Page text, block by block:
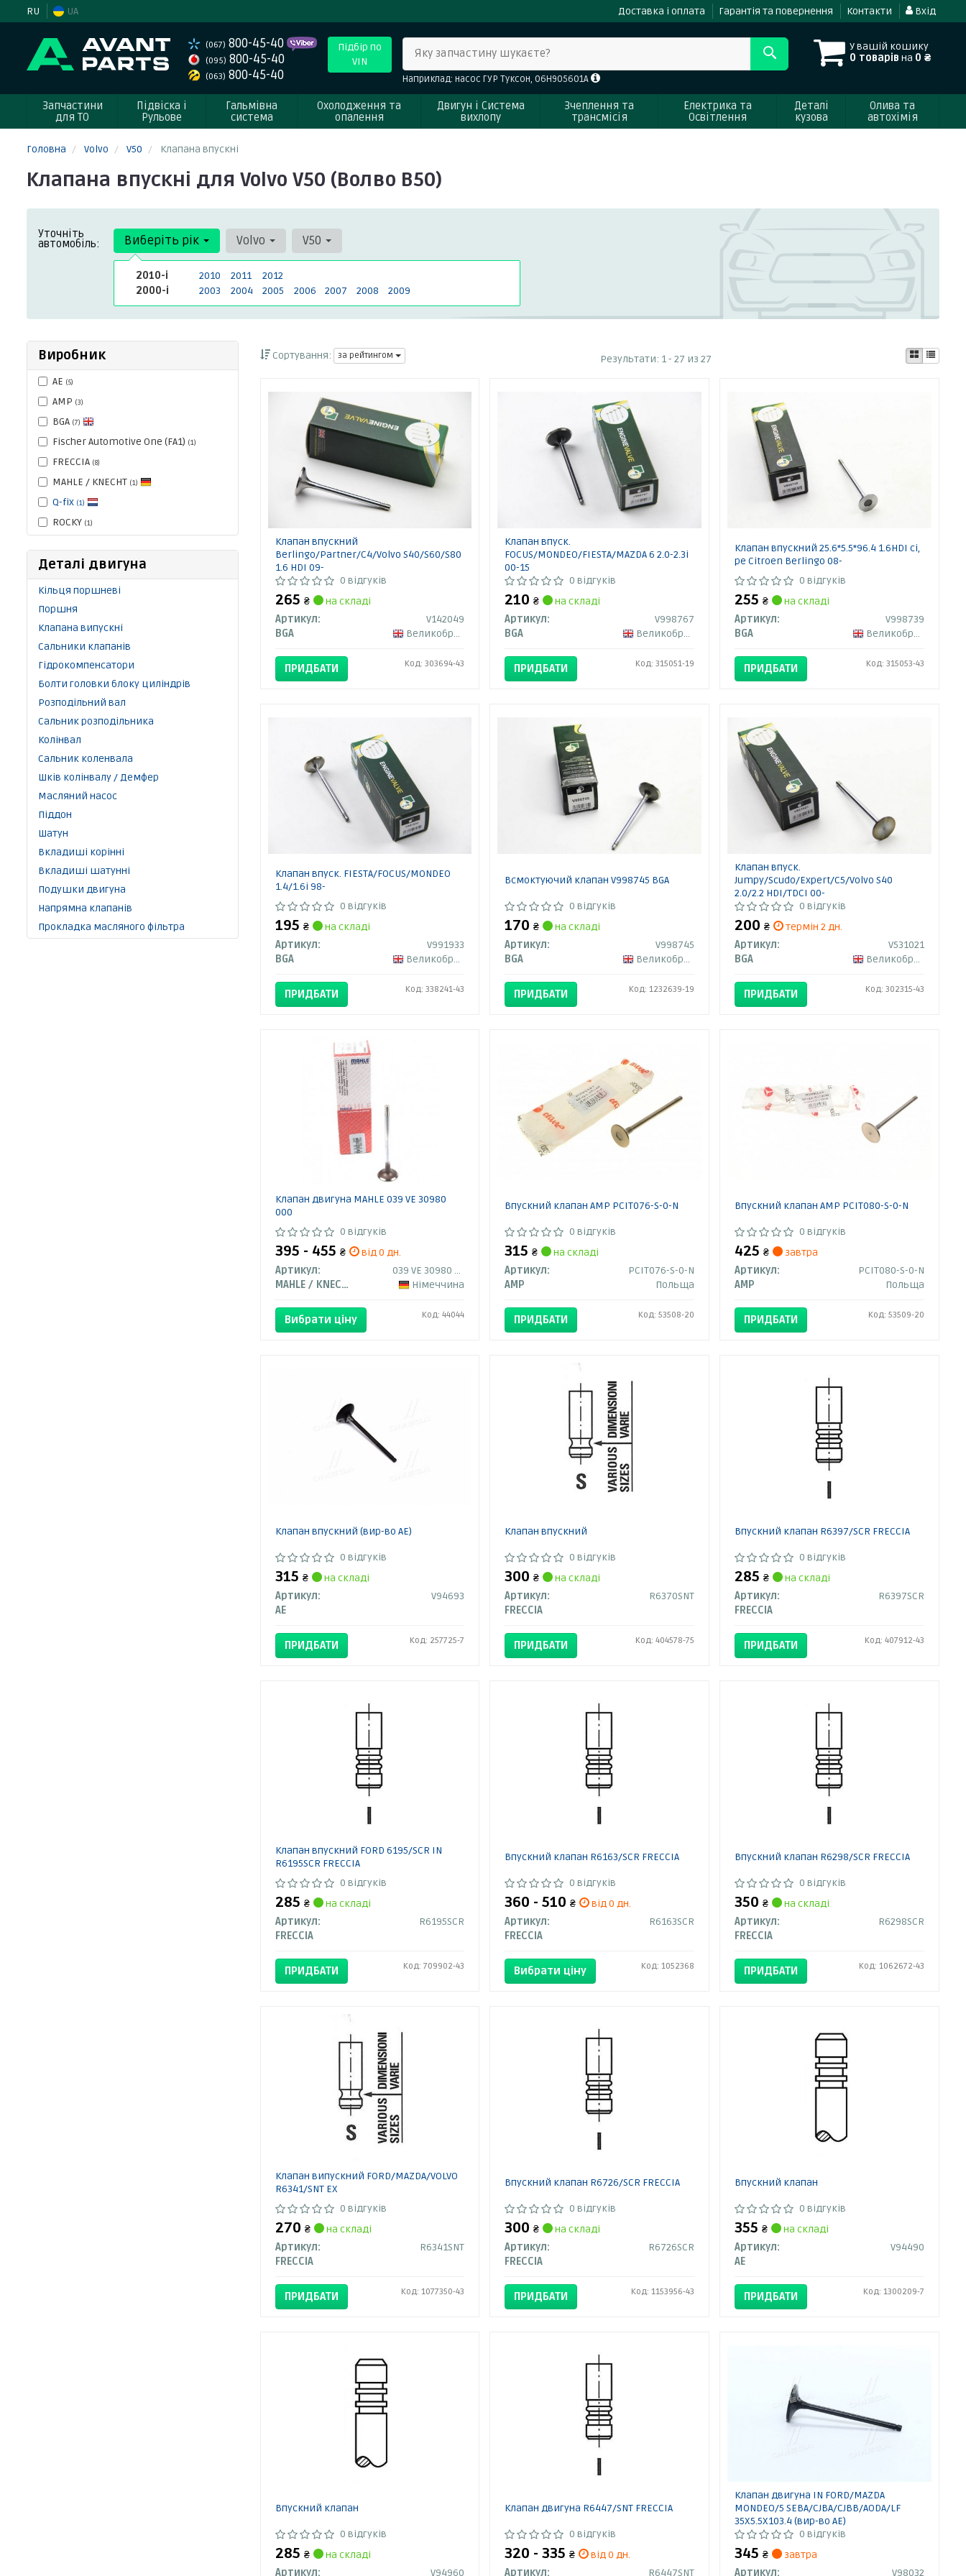
RU UA Доставка і оплата Гарантія та повернення Контакти Вхід
(067) 800-45-40
(095) 800-45-40
(063) 800-45-40
Підбір по
VIN
У вашій кошику
0 товарів на 0 ₴
Яку запчастину шукаєте?
Наприклад: насос ГУР Туксон, 06H905601A
Запчастини
для ТО
Підвіска і
Рульове
Гальмівна
система
Охолодження та
опалення
Двигун і Система
вихлопу
Зчеплення та
трансмісія
Електрика та
Освітлення
Деталі
кузова
Олива та
автохімія
Головна Volvo V50 Клапана впускні
Клапана впускні для Volvo V50 (Волво В50)
Уточніть
автомобіль: Виберіть рік
2010-і 2010 2011
2012
2000-і
2003 2004 2005 2006 2007 2008 2009
Volvo V50
Виробник
AE (5)
AMP (3)
BGA (7)
Fischer Automotive One (FA1) (1)
FRECCIA (8)
MAHLE / KNECHT (1)
Q-fix (1)
ROCKY (1)
Деталі двигуна
Кільця поршневі
Поршня
Клапана випускні
Сальники клапанів
Гідрокомпенсатори
Болти головки блоку циліндрів
Розподільний вал
Сальник розподільника
Колінвал
Сальник коленвала
Шків колінвалу / Демфер
Масляний насос
Піддон
Шатун
Вкладиші корінні
Вкладиші шатунні
Подушки двигуна
Напрямна клапанів
Прокладка масляного фільтра
Сортування: за рейтингом Результати: 1 - 27 из 27
Клапан впускний
Berlingo/Partner/C4/Volvo S40/S60/S80
1.6 HDI 09-
0 відгуків
265 ₴
на складі
Артикул:
V142049
BGA
Великобританія
ПРИДБАТИ Код: 303694-43
Клапан впуск.
FOCUS/MONDEO/FIESTA/MAZDA 6 2.0-2.3i
00-15
0 відгуків
210₴
на складі
Артикул:
V998767
BGA
Великобританія
ПРИДБАТИ Код: 315051-19
Клапан впускний 25.6*5.5*96.4 1.6HDI ci,
pe Citroen Berlingo 08-
0 відгуків
255₴
на складі
Артикул:
V998739
BGA
Великобританія
ПРИДБАТИ Код: 315053-43
Клапан впуск. FIESTA/FOCUS/MONDEO
1.4/1.6i 98-
0 відгуків
195 ₴
на складі
Артикул:
V991933
BGA
Великобританія
ПРИДБАТИ Код: 338241-43
Всмоктуючий клапан V998745 BGA
0 відгуків
170₴
на складі
Артикул:
V998745
BGA
Великобританія
ПРИДБАТИ Код: 1232639-19
Клапан впуск.
Jumpy/Scudo/Expert/C5/Volvo S40
2.0/2.2 HDI/TDCI 00-
0 відгуків
200₴
термін 2 дн.
Артикул:
V531021
BGA
Великобританія
ПРИДБАТИ Код: 302315-43
Клапан двигуна MAHLE 039 VE 30980
000
0 відгуків
395 - 455 ₴
від 0 дн.
Артикул:
039 VE 30980 000
MAHLE / KNECHT
Німеччина
Вибрати ціну Код: 44044
Впускний клапан AMP PCIT076-S-0-N
0 відгуків
315₴
на складі
Артикул:
PCIT076-S-0-N
AMP
Польща
ПРИДБАТИ Код: 53508-20
Впускний клапан AMP PCIT080-S-0-N
0 відгуків
425₴
завтра
Артикул:
PCIT080-S-0-N
AMP
Польща
ПРИДБАТИ Код: 53509-20
Клапан впускний (вир-во AE)
0 відгуків
315 ₴
на складі
Артикул:
V94693
AE
ПРИДБАТИ Код: 257725-7
Клапан впускний
0 відгуків
300₴
на складі
Артикул:
R6370SNT
FRECCIA
ПРИДБАТИ Код: 404578-75
Впускний клапан R6397/SCR FRECCIA
0 відгуків
285₴
на складі
Артикул:
R6397SCR
FRECCIA
ПРИДБАТИ Код: 407912-43
Клапан впускний FORD 6195/SCR IN
R6195SCR FRECCIA
0 відгуків
285 ₴
на складі
Артикул:
R6195SCR
FRECCIA
ПРИДБАТИ Код: 709902-43
Впускний клапан R6163/SCR FRECCIA
0 відгуків
360 - 510₴
від 0 дн.
Артикул:
R6163SCR
FRECCIA
Вибрати ціну Код: 1052368
Впускний клапан R6298/SCR FRECCIA
0 відгуків
350₴
на складі
Артикул:
R6298SCR
FRECCIA
ПРИДБАТИ Код: 1062672-43
Клапан випускний FORD/MAZDA/VOLVO
R6341/SNT EX
0 відгуків
270 ₴
на складі
Артикул:
R6341SNT
FRECCIA
ПРИДБАТИ Код: 1077350-43
Впускний клапан R6726/SCR FRECCIA
0 відгуків
300₴
на складі
Артикул:
R6726SCR
FRECCIA
ПРИДБАТИ Код: 1153956-43
Впускний клапан
0 відгуків
355₴
на складі
Артикул:
V94490
AE
ПРИДБАТИ Код: 1300209-7
Впускний клапан
0 відгуків
285 ₴
на складі
Артикул:
V94960
Клапан двигуна R6447/SNT FRECCIA
0 відгуків
320 - 335₴
від 0 дн.
Артикул:
R6447SNT
Клапан двигуна IN FORD/MAZDA
MONDEO/5 SEBA/CJBA/CJBB/AODA/LF
35X5.5X103.4 (вир-во AE)
0 відгуків
345₴
завтра
Артикул:
V98032